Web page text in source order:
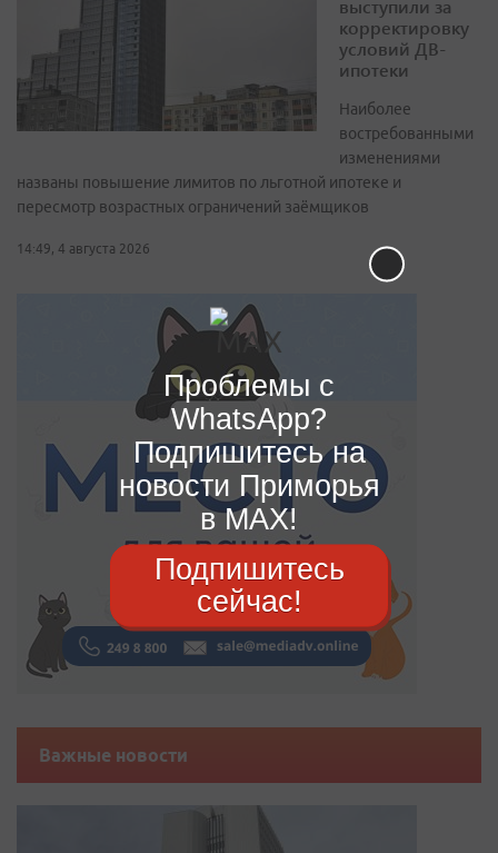
выступили за
корректировку
условий ДВ-
ипотеки
Наиболее
востребованными
изменениями
названы повышение лимитов по льготной ипотеке и
пересмотр возрастных ограничений заёмщиков
14:49, 4 августа 2026
Важные новости
Проблемы с
WhatsApp?
Подпишитесь на
новости Приморья
в MAX!
Подпишитесь
сейчас!